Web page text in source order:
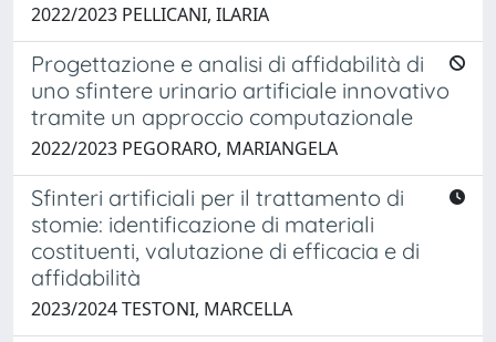
2022/2023 PELLICANI, ILARIA
Progettazione e analisi di affidabilità di
uno sfintere urinario artificiale innovativo
tramite un approccio computazionale
2022/2023 PEGORARO, MARIANGELA
Sfinteri artificiali per il trattamento di
stomie: identificazione di materiali
costituenti, valutazione di efficacia e di
affidabilità
2023/2024 TESTONI, MARCELLA